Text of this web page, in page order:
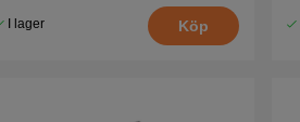
I lager Köp